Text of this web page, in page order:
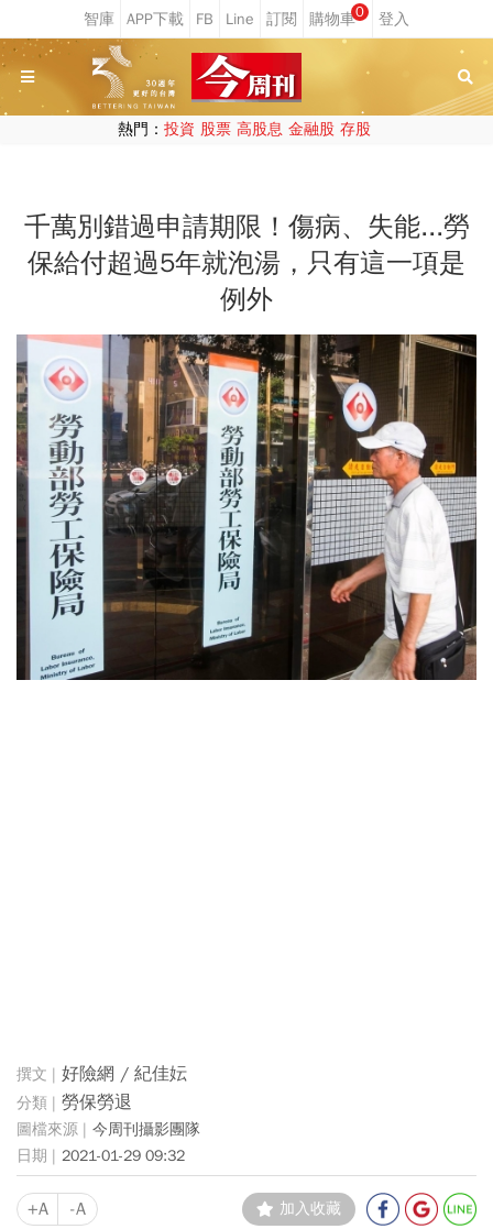
0
熱門： 投資 股票 高股息 金融股 存股
千萬別錯過申請期限！傷病、失能...勞
保給付超過5年就泡湯，只有這一項是
例外
好險網 / 紀佳妘
勞保勞退
今周刊攝影團隊
2021-01-29 09:32
+A -A 加入收藏